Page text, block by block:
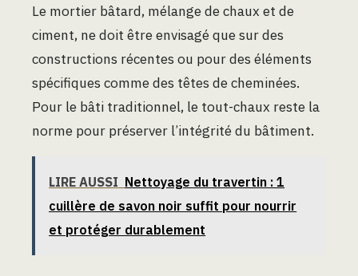
Le mortier bâtard, mélange de chaux et de
ciment, ne doit être envisagé que sur des
constructions récentes ou pour des éléments
spécifiques comme des têtes de cheminées.
Pour le bâti traditionnel, le tout-chaux reste la
norme pour préserver l’intégrité du bâtiment.
LIRE AUSSI Nettoyage du travertin : 1
cuillère de savon noir suffit pour nourrir
et protéger durablement